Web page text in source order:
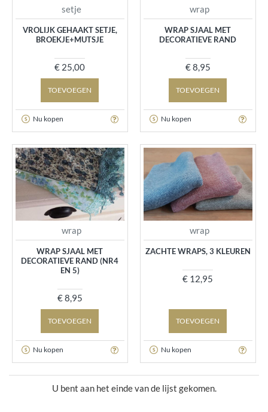
setje
VROLIJK GEHAAKT SETJE,
BROEKJE+MUTSJE
€ 25,00
TOEVOEGEN
Nu kopen
wrap
WRAP SJAAL MET
DECORATIEVE RAND
€ 8,95
TOEVOEGEN
Nu kopen
wrap
WRAP SJAAL MET
DECORATIEVE RAND (NR4
EN 5)
€ 8,95
TOEVOEGEN
Nu kopen
wrap
ZACHTE WRAPS, 3 KLEUREN
€ 12,95
TOEVOEGEN
Nu kopen
U bent aan het einde van de lijst gekomen.